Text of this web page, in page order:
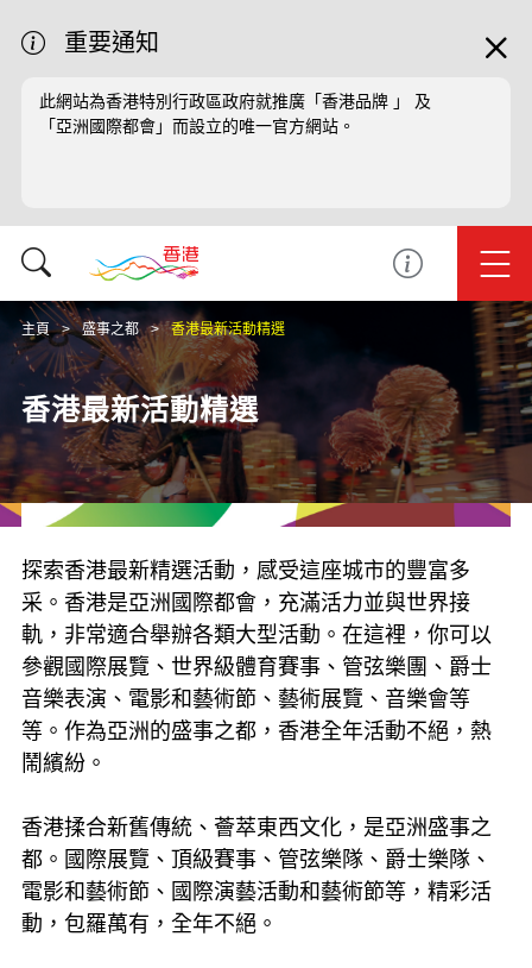
重要通知
此網站為香港特別行政區政府就推廣「香港品牌 」 及
「亞洲國際都會」而設立的唯一官方網站。
主頁 盛事之都 香港最新活動精選
香港最新活動精選
探索香港最新精選活動，感受這座城市的豐富多
采。香港是亞洲國際都會，充滿活力並與世界接
軌，非常適合舉辦各類大型活動。在這裡，你可以
參觀國際展覽、世界級體育賽事、管弦樂團、爵士
音樂表演、電影和藝術節、藝術展覽、音樂會等
等。作為亞洲的盛事之都，香港全年活動不絕，熱
鬧繽紛。
香港揉合新舊傳統、薈萃東西文化，是亞洲盛事之
都。國際展覽、頂級賽事、管弦樂隊、爵士樂隊、
電影和藝術節、國際演藝活動和藝術節等，精彩活
動，包羅萬有，全年不絕。